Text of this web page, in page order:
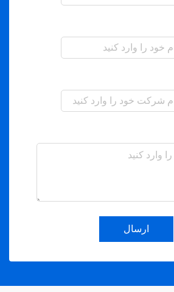
ارسال